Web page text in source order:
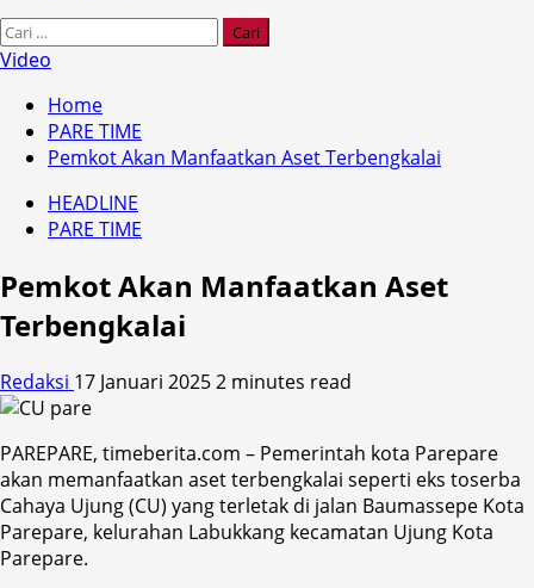
Cari
untuk:
Video
Home
PARE TIME
Pemkot Akan Manfaatkan Aset Terbengkalai
HEADLINE
PARE TIME
Pemkot Akan Manfaatkan Aset
Terbengkalai
Redaksi 17 Januari 20252 minutes read
PAREPARE, timeberita.com – Pemerintah kota Parepare
akan memanfaatkan aset terbengkalai seperti eks toserba
Cahaya Ujung (CU) yang terletak di jalan Baumassepe Kota
Parepare, kelurahan Labukkang kecamatan Ujung Kota
Parepare.